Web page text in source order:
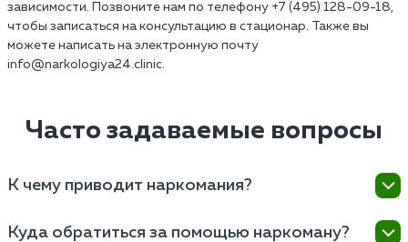
зависимости. Позвоните нам по телефону +7 (495) 128-09-18,
чтобы записаться на консультацию в стационар. Также вы
можете написать на электронную почту
info@narkologiya24.clinic.
Часто задаваемые вопросы
К чему приводит наркомания?
состояние, которое оказывает глубокое
Куда обратиться за помощью наркоману?